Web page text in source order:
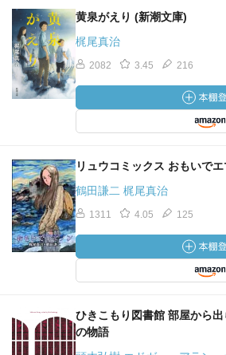
黄泉がえり (新潮文庫)
梶尾真治
2082 3.45 216
リュウコミックス おもいで
鶴田謙二 梶尾真治
1311 4.05 125
ひきこもり図書館 部屋から
の物語